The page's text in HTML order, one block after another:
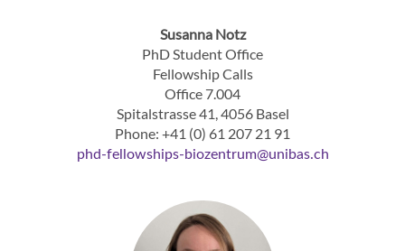
Susanna Notz
PhD Student Office
Fellowship Calls
Office 7.004
Spitalstrasse 41, 4056 Basel
Phone: +41 (0) 61 207 21 91
​​​​​​​phd-fellowships-biozentrum unibas ch